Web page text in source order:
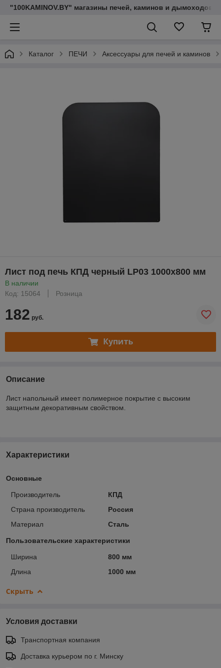
"100KAMINOV.BY" магазины печей, каминов и дымоходов
Каталог ПЕЧИ Аксессуары для печей и каминов
Лист под печь КПД черный LP03 1000х800 мм
В наличии
Код: 15064
Розница
182 руб.
Купить
Описание
Лист напольный имеет полимерное покрытие с высоким
защитным декоративным свойством.
Характеристики
Основные
Производитель
КПД
Страна производитель
Россия
Материал
Сталь
Пользовательские характеристики
Ширина
800 мм
Длина
1000 мм
Скрыть
Условия доставки
Транспортная компания
Доставка курьером по г. Минску